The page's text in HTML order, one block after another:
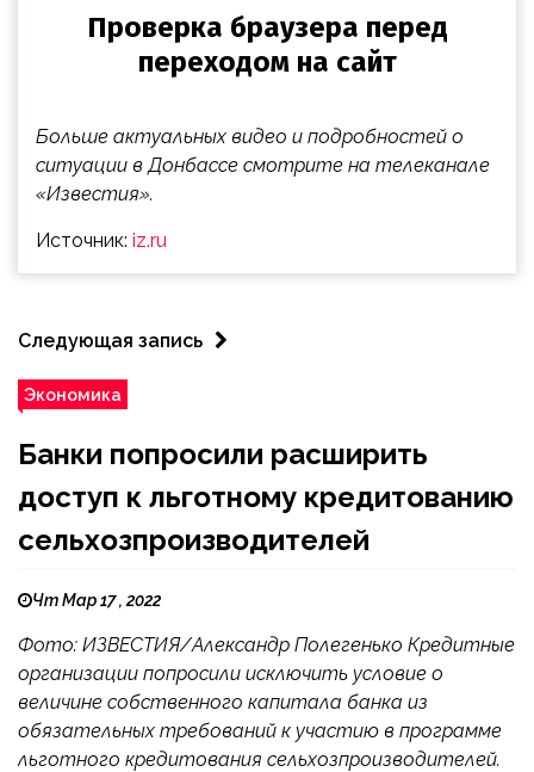
Больше актуальных видео и подробностей о
ситуации в Донбассе смотрите на телеканале
«Известия».
Источник: iz.ru
Следующая запись
Экономика
Банки попросили расширить
доступ к льготному кредитованию
сельхозпроизводителей
Чт Мар 17 , 2022
Фото: ИЗВЕСТИЯ/Александр Полегенько Кредитные
организации попросили исключить условие о
величине собственного капитала банка из
обязательных требований к участию в программе
льготного кредитования сельхозпроизводителей.